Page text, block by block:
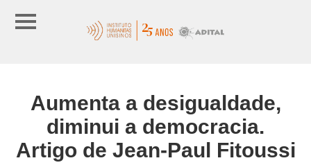
Aumenta a desigualdade,
diminui a democracia.
Artigo de Jean-Paul Fitoussi